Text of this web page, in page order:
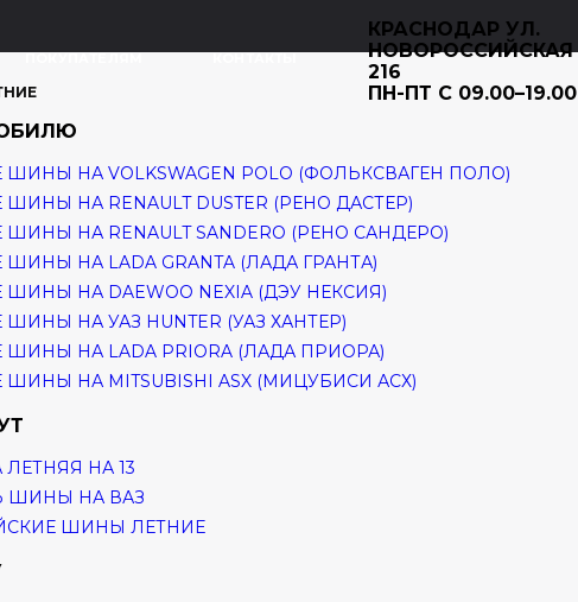
КРАСНОДАР УЛ.
НОВОРОССИЙСКАЯ
216
ПН-ПТ С 09.00–19.00
НА VOLKSWAGEN POLO (ФОЛЬКСВАГЕН ПОЛО)
НА RENAULT DUSTER (РЕНО ДАСТЕР)
НА RENAULT SANDERO (РЕНО САНДЕРО)
НА LADA GRANTA (ЛАДА ГРАНТА)
НА DAEWOO NEXIA (ДЭУ НЕКСИЯ)
НА УАЗ HUNTER (УАЗ ХАНТЕР)
ШИНЫ НА LADA PRIORA (ЛАДА ПРИОРА)
НА MITSUBISHI ASX (МИЦУБИСИ АСХ)
ЛЕТНЯЯ НА 13
ШИНЫ НА ВАЗ
ШИНЫ ЛЕТНИЕ